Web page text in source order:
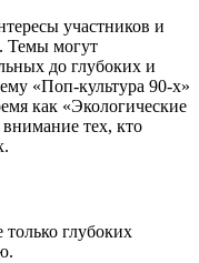
участников и
Темы могут
до глубоких и
«Поп-культура 90-х»
как «Экологические
тех, кто
только глубоких